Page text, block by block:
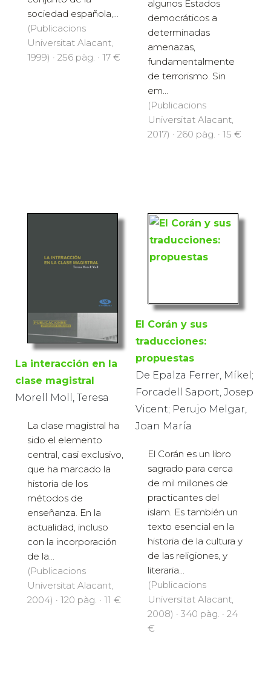
sociedad española,...
(Publicacions
Universitat Alacant,
1999) · 256 pàg. · 17 €
algunos Estados
democráticos a
determinadas
amenazas,
fundamentalmente
de terrorismo. Sin
em...
(Publicacions
Universitat Alacant,
2017) · 260 pàg. · 15 €
La interacción en la
clase magistral
Morell Moll, Teresa
La clase magistral ha
sido el elemento
central, casi exclusivo,
que ha marcado la
historia de los
métodos de
enseñanza. En la
actualidad, incluso
con la incorporación
de la...
(Publicacions
Universitat Alacant,
2004) · 120 pàg. · 11 €
El Corán y sus
traducciones:
propuestas
De Epalza Ferrer, Míkel;
Forcadell Saport, Josep
Vicent; Perujo Melgar,
Joan María
El Corán es un libro
sagrado para cerca
de mil millones de
practicantes del
islam. Es también un
texto esencial en la
historia de la cultura y
de las religiones, y
literaria...
(Publicacions
Universitat Alacant,
2008) · 340 pàg. · 24
€